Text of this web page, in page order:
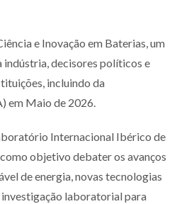
e Inovação em Baterias, um
indústria, decisores políticos e
incluindo da
em Maio de 2026.
Internacional Ibérico de
objetivo debater os avanços
de energia, novas tecnologias
laboratorial para